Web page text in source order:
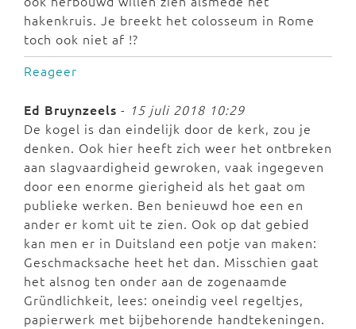
hakenkruis. Je breekt het colosseum in Rome
toch ook niet af !?
Reageer
Ed Bruynzeels - 15 juli 2018 10:29
De kogel is dan eindelijk door de kerk, zou je
denken. Ook hier heeft zich weer het ontbreken
aan slagvaardigheid gewroken, vaak ingegeven
door een enorme gierigheid als het gaat om
publieke werken. Ben benieuwd hoe een en
ander er komt uit te zien. Ook op dat gebied
kan men er in Duitsland een potje van maken:
Geschmacksache heet het dan. Misschien gaat
het alsnog ten onder aan de zogenaamde
Gründlichkeit, lees: oneindig veel regeltjes,
papierwerk met bijbehorende handtekeningen.